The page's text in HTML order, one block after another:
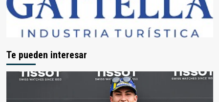
Te pueden interesar